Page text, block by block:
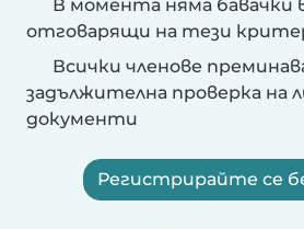
В момента няма бавачки
отговарящи на тези
Всички членове
задължителна проверка на
документи
Регистрирайте се